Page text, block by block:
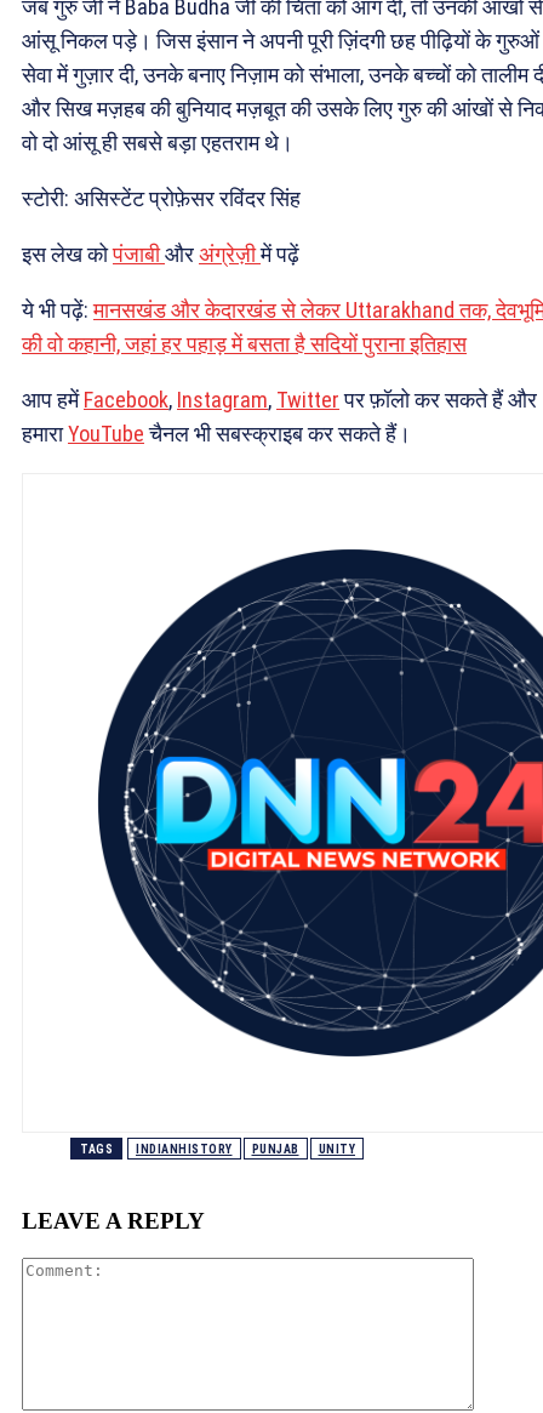
जब गुरु जी ने Baba Budha जी की चिता को आग दी, तो उनकी आंखों से
आंसू निकल पड़े। जिस इंसान ने अपनी पूरी ज़िंदगी छह पीढ़ियों के गुरुओं
सेवा में गुज़ार दी, उनके बनाए निज़ाम को संभाला, उनके बच्चों को तालीम
और सिख मज़हब की बुनियाद मज़बूत की उसके लिए गुरु की आंखों से
वो दो आंसू ही सबसे बड़ा एहतराम थे।
स्टोरी: असिस्टेंट प्रोफ़ेसर रविंदर सिंह
इस लेख कोपंजाबीऔरअंग्रेज़ीमें पढ़ें
ये भी पढ़ें:मानसखंड और केदारखंड से लेकर Uttarakhand तक,
की वो कहानी, जहां हर पहाड़ में बसता है सदियों पुराना इतिहास
आप हमेंFacebook, Instagram, Twitterपर फ़ॉलो कर सकते हैं और
हमाराYouTubeचैनल भी सबस्क्राइब कर सकते हैं।
TAGS INDIANHISTORY PUNJAB UNITY
LEAVE A REPLY